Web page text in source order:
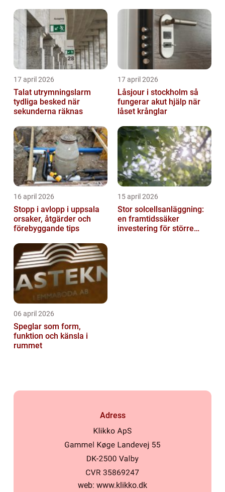
17 april 2026
Talat utrymningslarm
tydliga besked när
sekunderna räknas
17 april 2026
Låsjour i stockholm så
fungerar akut hjälp när
låset krånglar
16 april 2026
Stopp i avlopp i uppsala
orsaker, åtgärder och
förebyggande tips
15 april 2026
Stor solcellsanläggning:
en framtidssäker
investering för större
06 april 2026
Speglar som form,
funktion och känsla i
rummet
Adress
web: www.klikko.dk